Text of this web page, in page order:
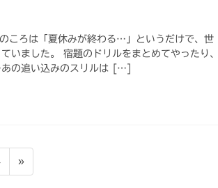
ころは「夏休みが終わる…」というだけで、世
いました。 宿題のドリルをまとめてやったり、
の追い込みのスリルは […]
»